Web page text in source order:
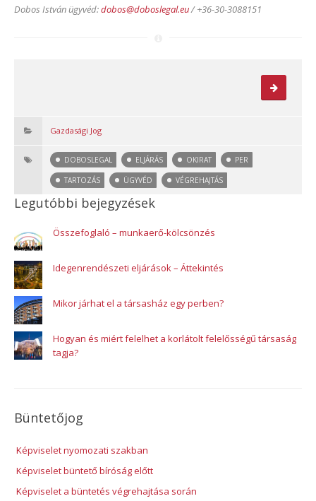
Dobos István ügyvéd:dobos@doboslegal.eu/ +36-30-3088151
Gazdasági Jog
DOBOSLEGAL ELJÁRÁS OKIRAT PER
TARTOZÁS ÜGYVÉD VÉGREHAJTÁS
Legutóbbi bejegyzések
Összefoglaló – munkaerő-kölcsönzés
Idegenrendészeti eljárások – Áttekintés
Mikor járhat el a társasház egy perben?
Hogyan és miért felelhet a korlátolt felelősségű társaság
tagja?
Büntetőjog
Képviselet nyomozati szakban
Képviselet büntető bíróság előtt
Képviselet a büntetés végrehajtása során